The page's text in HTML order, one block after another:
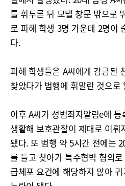
를 휘두른 뒤 모텔 창문 밖으로
로 피해 학생 3명 가운데 2명이
다.
피해 학생들은 A씨에게 감금된
찾았다가 범행에 휘말린 것으로
이후 A씨가 성범죄자알림e에
생활해 보호관찰이 제대로 이뤄
됐다. 또 범행 약 5시간 전에는
를 들고 찾아가 특수협박 혐의
급체포 요건에 해당하지 않아